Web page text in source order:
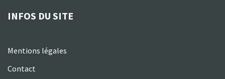
INFOS DU SITE
Mentions légales
Contact